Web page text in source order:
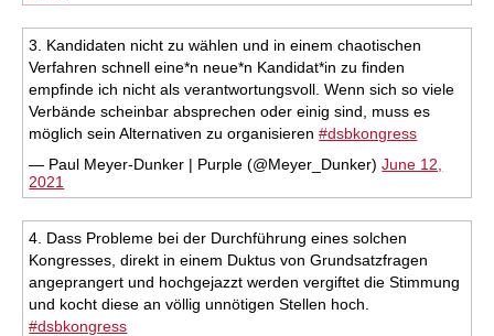
3. Kandidaten nicht zu wählen und in einem chaotischen
Verfahren schnell eine*n neue*n Kandidat*in zu finden
empfinde ich nicht als verantwortungsvoll. Wenn sich so viele
Verbände scheinbar absprechen oder einig sind, muss es
möglich sein Alternativen zu organisieren#dsbkongress
— Paul Meyer-Dunker | Purple (@Meyer_Dunker)June 12,
2021
4. Dass Probleme bei der Durchführung eines solchen
Kongresses, direkt in einem Duktus von Grundsatzfragen
angeprangert und hochgejazzt werden vergiftet die Stimmung
und kocht diese an völlig unnötigen Stellen hoch.
#dsbkongress